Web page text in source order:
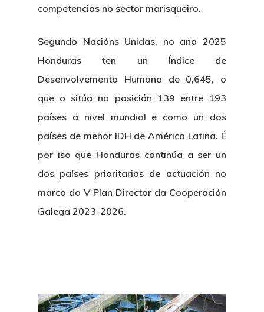
competencias no sector marisqueiro.
Segundo Nacións Unidas, no ano 2025
Honduras ten un Índice de
Desenvolvemento Humano de 0,645, o
que o sitúa na posición 139 entre 193
países a nivel mundial e como un dos
países de menor IDH de América Latina. É
por iso que Honduras continúa a ser un
dos países prioritarios de actuación no
marco do V Plan Director da Cooperación
Galega 2023-2026.